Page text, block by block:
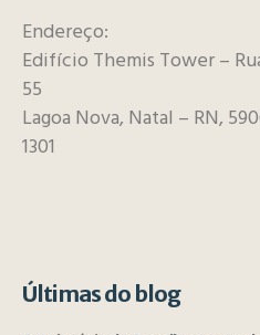
Endereço:
Edifício Themis Tower –
55
Lagoa Nova, Natal – RN,
1301
Últimas do blog